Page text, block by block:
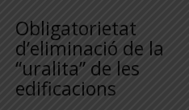
Obligatorietat
d’eliminació de la
“uralita” de les
edificacions